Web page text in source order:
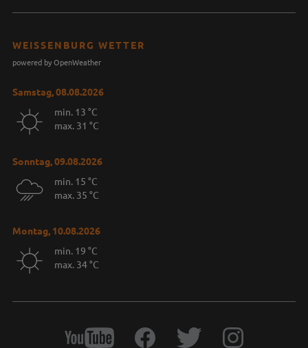
WEISSENBURG WETTER
powered by OpenWeather
Samstag, 08.08.2026
min. 13 °C
max. 31 °C
Sonntag, 09.08.2026
min. 15 °C
max. 35 °C
Montag, 10.08.2026
min. 19 °C
max. 34 °C